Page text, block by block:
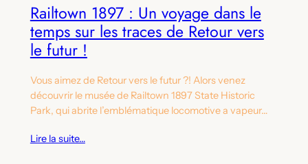
Railtown 1897 : Un voyage dans le
temps sur les traces de Retour vers
le futur !
Vous aimez de Retour vers le futur ?! Alors venez
découvrir le musée de Railtown 1897 State Historic
Park, qui abrite l’emblématique locomotive a vapeur…
Lire la suite…